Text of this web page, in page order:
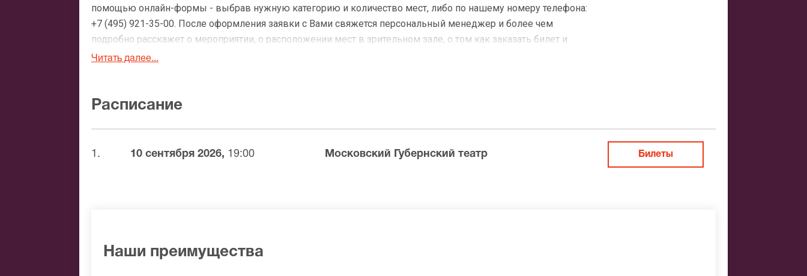
помощью онлайн-формы - выбрав нужную категорию и количество мест, либо по нашему номеру телефона:
+7 (495) 921-35-00. После оформления заявки с Вами свяжется персональный менеджер и более чем
подробно расскажет о мероприятии, о расположении мест в зрительном зале, о том как заказать билет и
утвердит адрес доставки.
После бронирования билетов, ожидайте доставку по Москве в течение не более 2-х часов. Бесплатная
доставка билетов осуществляется в пределах МКАД возле метро или в пешей доступности. Оплатить заказ
Связной
Читать далее...
Расписание
1. 10 сентября 2026, 19:00 Московский Губернский театр Билеты
Наши преимущества